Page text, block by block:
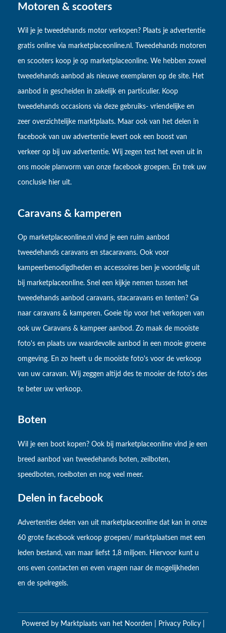
Motoren & scooters
Wil je je tweedehands motor verkopen? Plaats je advertentie
gratis online via marketplaceonline.nl. Tweedehands motoren
en scooters koop je op marketplaceonline. We hebben zowel
tweedehands aanbod als nieuwe exemplaren op de site. Het
aanbod in gescheiden in zakelijk en particulier. Koop
tweedehands occasions via deze gebruiks- vriendelijke en
zeer overzichtelijke marktplaats. Maar ook van het delen in
facebook van uw advertentie levert ook een boost van
verkeer op bij uw advertentie. Wij zegen test het even uit in
ons mooie planvorm van onze facebook groepen. En trek uw
conclusie hier uit.
Caravans & kamperen
Op marketplaceonline.nl vind je een ruim aanbod
tweedehands caravans en stacaravans. Ook voor
kampeerbenodigdheden en accessoires ben je voordelig uit
bij marketplaceonline. Snel een kijkje nemen tussen het
tweedehands aanbod caravans, stacaravans en tenten? Ga
naar caravans & kamperen. Goeie tip voor het verkopen van
ook uw Caravans & kampeer aanbod. Zo maak de mooiste
foto's en plaats uw waardevolle aanbod in een mooie groene
omgeving. En zo heeft u de mooiste foto's voor de verkoop
van uw caravan. Wij zeggen altijd des te mooier de foto's des
te beter uw verkoop.
Boten
Wil je een boot kopen? Ook bij marketplaceonline vind je een
breed aanbod van tweedehands boten, zeilboten,
speedboten, roeiboten en nog veel meer.
Delen in facebook
Advertenties delen van uit marketplaceonline dat kan in onze
60 grote facebook verkoop groepen/ marktplaatsen met een
leden bestand, van maar liefst 1,8 miljoen. Hiervoor kunt u
ons even contacten en even vragen naar de mogelijkheden
en de spelregels.
Powered by Marktplaats van het Noorden Privacy Policy